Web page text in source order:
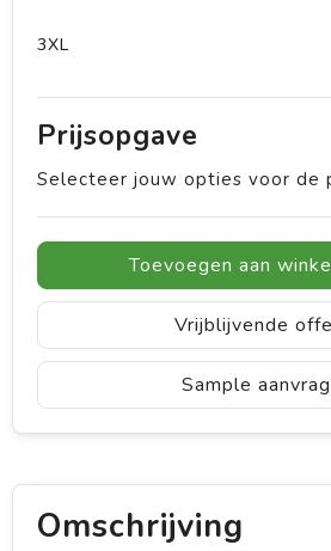
3XL
Prijsopgave
Selecteer jouw opties voor de
Toevoegen aan
Vrijblijvende
Sample
Omschrijving